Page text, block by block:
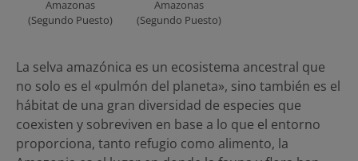
Amazonas
(Segundo Puesto)
Amazonas
(Segundo Puesto)
La selva amazónica es un ecosistema ancestral que
no solo es el «pulmón del planeta», sino también es el
hábitat de una gran diversidad de especies que
coexisten y sobreviven en base a lo que el entorno
proporciona, tanto refugio como alimento, la